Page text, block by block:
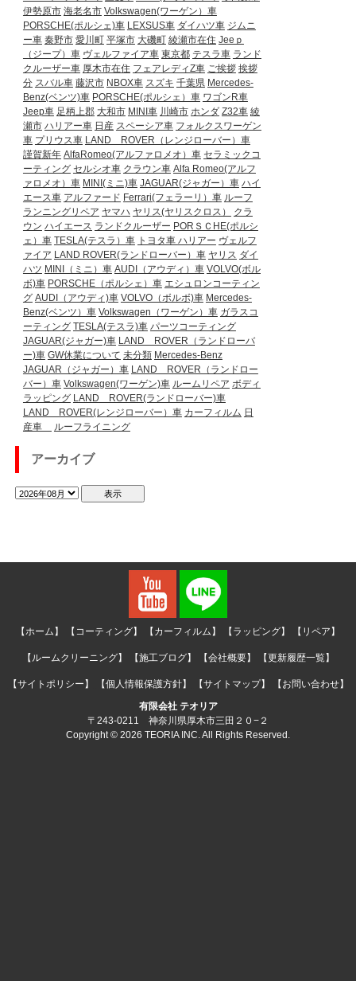
伊勢原市 海老名市 Volkswagen(ワーゲン）車
PORSCHE(ポルシェ)車 LEXSUS車 ダイハツ車 ジムニ
ー車 秦野市 愛川町 平塚市 大磯町 綾瀬市在住 Jeeｐ
（ジープ）車 ヴェルファイア車 東京都 テスラ車 ランド
クルーザー車 厚木市在住 フェアレディZ車 ご挨拶 挨拶
分 スバル車 藤沢市 NBOX車 スズキ 千葉県 Mercedes-
Benz(ベンツ)車 PORSCHE(ポルシェ）車 ワゴンR車
Jeep車 足柄上郡 大和市 MINI車 川崎市 ホンダ Z32車 綾
瀬市 ハリアー車 日産 スペーシア車 フォルクスワーゲン
車 プリウス車 LAND ROVER（レンジローバー）車
謹賀新年 AlfaRomeo(アルファロメオ）車 セラミックコ
ーティング セルシオ車 クラウン車 Alfa Romeo(アルフ
ァロメオ）車 MINI(ミニ)車 JAGUAR(ジャガー）車 ハイ
エース車 アルファード Ferrari(フェラーリ）車 ルーフ
ランニングリペア ヤマハ ヤリス(ヤリスクロス）
クラ
ウン ハイエース ランドクルーザー PORＳＣHE(ポルシ
ェ）車 TESLA(テスラ）車 トヨタ車 ハリアー ヴェルフ
ァイア LAND ROVER(ランドローバー）車 ヤリス ダイ
ハツ MINI（ミニ）車 AUDI（アウディ）車 VOLVO(ボル
ボ)車 PORSCHE（ポルシェ）車 エシュロンコーティン
グ AUDI（アウディ)車 VOLVO（ボルボ)車 Mercedes-
Benz(ベンツ）車 Volkswagen（ワーゲン）車 ガラスコ
ーティング TESLA(テスラ)車 パーツコーティング
JAGUAR(ジャガー)車 LAND ROVER（ランドローバ
ー)車 GW休業について 未分類 Mercedes-Benz
JAGUAR（ジャガー）車 LAND ROVER（ランドロー
バー）車 Volkswagen(ワーゲン)車 ルームリペア ボディ
ラッピング LAND ROVER(ランドローバー)車
LAND ROVER(レンジローバー）車 カーフィルム 日
産車
ルーフライニング
アーカイブ
【ホーム】 【コーティング】 【カーフィルム】 【ラッピング】 【リペア】
【ルームクリーニング】 【施工ブログ】 【会社概要】 【更新履歴一覧】
【サイトポリシー】 【個人情報保護方針】 【サイトマップ】
【お問い合わせ】
有限会社 テオリア
〒243-0211 神奈川県厚木市三田２０−２
Copyright © 2026 TEORIA INC. All Rights Reserved.